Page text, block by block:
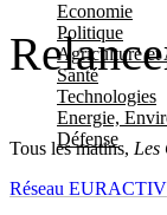
Economie
Politique
Agriculture et
Santé
Technologies
Energie,
Défense
Tous les matins, Les
Réseau EURACTIV